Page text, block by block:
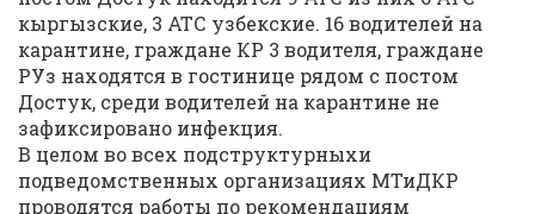
кыргызские, 3 АТС узбекские. 16 водителей на
карантине, граждане КР 3 водителя, граждане
РУз находятся в гостинице рядом с постом
Достук, среди водителей на карантине не
зафиксировано инфекция.
В целом во всех подструктурныхи
подведомственных организациях МТиДКР
проводятся работы по рекомендациям